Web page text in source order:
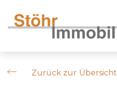
Zurück zur Übersicht